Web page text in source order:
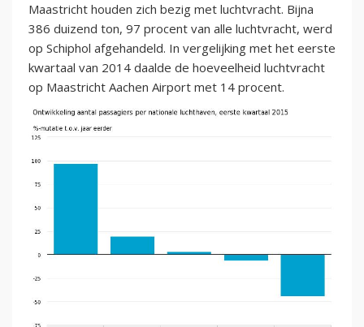
Maastricht houden zich bezig met luchtvracht. Bijna
386 duizend ton, 97 procent van alle luchtvracht, werd
op Schiphol afgehandeld. In vergelijking met het eerste
kwartaal van 2014 daalde de hoeveelheid luchtvracht
op Maastricht Aachen Airport met 14 procent.